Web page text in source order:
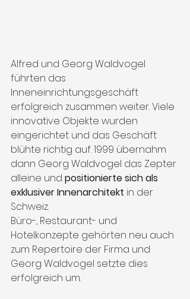
Alfred und Georg Waldvogel
führten das
Inneneinrichtungsgeschäft
erfolgreich zusammen weiter. Viele
innovative Objekte wurden
eingerichtet und das Geschäft
blühte richtig auf. 1999 übernahm
dann Georg Waldvogel das Zepter
alleine und positionierte sich als
exklusiver Innenarchitekt in der
Schweiz.
Büro-, Restaurant- und
Hotelkonzepte gehörten neu auch
zum Repertoire der Firma und
Georg Waldvogel setzte dies
erfolgreich um.